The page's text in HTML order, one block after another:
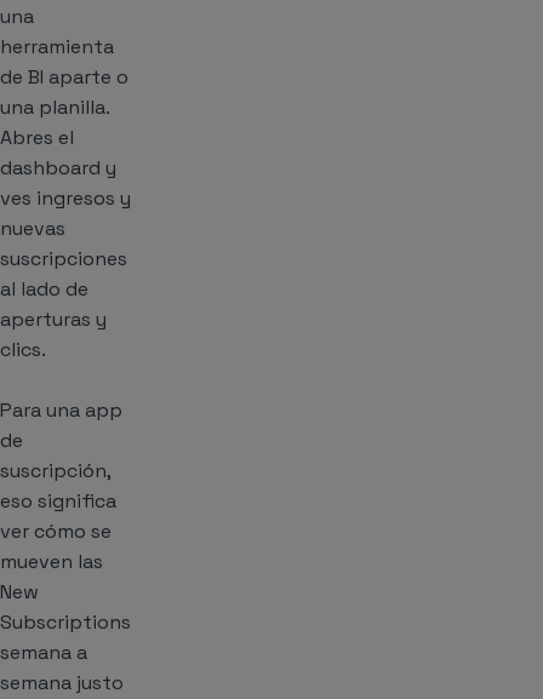
una
herramienta
de BI aparte o
una planilla.
Abres el
dashboard y
ves ingresos y
nuevas
suscripciones
al lado de
aperturas y
clics.
Para una app
de
suscripción,
eso significa
ver cómo se
mueven las
New
Subscriptions
semana a
semana justo